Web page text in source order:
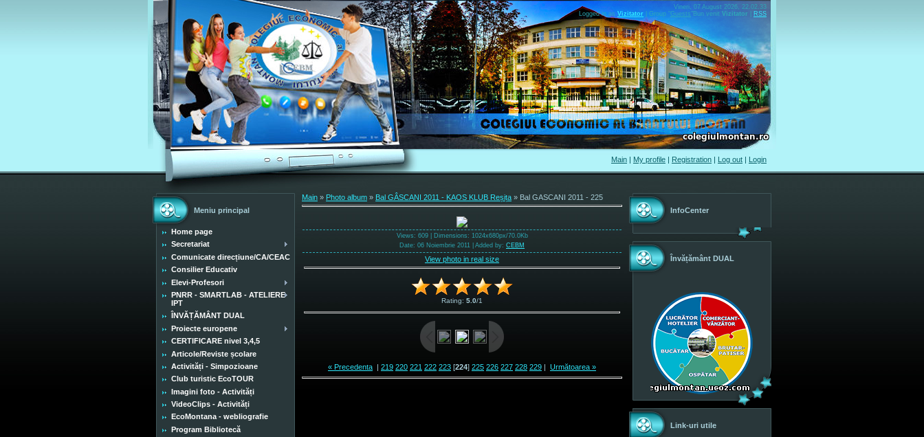
Vineri, 07 August 2026, 22.02.33
Logged in as Vizitator Group "Guests" Bun venit Vizitator RSS
Main | My profile | Registration | Log out | Login
Meniu principal
Home page
Secretariat
Comunicate direcțiune/CA/CEAC
Consilier Educativ
Elevi-Profesori
PNRR - SMARTLAB - ATELIERE
IPT
ÎNVĂȚĂMÂNT DUAL
Proiecte europene
CERTIFICARE nivel 3,4,5
Articole/Reviste școlare
Activități - Simpozioane
Club turistic EcoTOUR
Imagini foto - Activități
VideoClips - Activități
EcoMontana - webliografie
Program Bibliotecă
Main » Photo album » Bal GÂSCANI 2011 - KAOS KLUB Reșița » Bal GASCANI 2011 - 225
Views: 609 | Dimensions: 1024x680px/70.0Kb
Date: 06 Noiembrie 2011 | Added by: CEBM
View photo in real size
Rating: 5.0/1
« Precedenta | 219 220 221 222 223 [224] 225 226 227 228 229 | Următoarea »
InfoCenter
Învățământ DUAL
Link-uri utile